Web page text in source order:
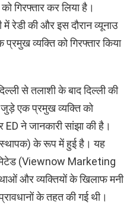
गिरफ्तार कर लिया है।
रेडी की और इस दौरान व्यूनाउ
व्यक्ति को गिरफ्तार किया
से तलाशी के बाद दिल्ली की
जुड़े एक प्रमुख व्यक्ति को
ED ने जानकारी सांझा की है।
के रूप में हुई है। यह
(Viewnow Marketing
और व्यक्तियों के खिलाफ मनी
के तहत की गई थी।